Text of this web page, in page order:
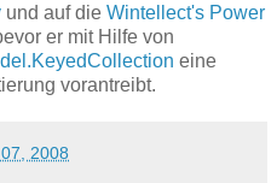
und auf die Wintellect's Power
er mit Hilfe von
eine
vorantreibt.
2008